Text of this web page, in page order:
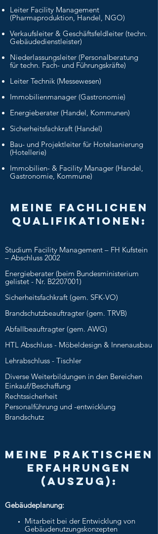
Leiter Facility Management
(Pharmaproduktion, Handel, NGO)
Verkaufsleiter & Geschäftsfeldleiter (techn.
Gebäudedienstleister)
Niederlassungsleiter (Personalberatung
für techn. Fach- und Führungskräfte)
Leiter Technik (Messewesen)
Immobilienmanager (Gastronomie)
Energieberater (Handel, Kommunen)
Sicherheitsfachkraft (Handel)
Bau- und Projektleiter für Hotelsanierung
(Hotellerie)
Immobilien- & Facility Manager (Handel,
Gastronomie, Kommune)
meine fachlichen
Qualifikationen:
Studium Facility Management – FH Kufstein
– Abschluss 2002
Energieberater (beim Bundesministerium
gelistet - Nr. B2207001)
Sicherheitsfachkraft (gem. SFK-VO)
Brandschutzbeauftragter (gem. TRVB)
Abfallbeauftragter (gem. AWG)
HTL Abschluss - Möbeldesign & Innenausbau
Lehrabschluss - Tischler
Diverse Weiterbildungen in den Bereichen
Einkauf/Beschaffung
Rechtssicherheit
Personalführung und -entwicklung
Brandschutz
meine praktischen
Erfahrungen
(Auszug):
Gebäudeplanung:
Mitarbeit bei der Entwicklung von
Gebäudenutzungskonzepten